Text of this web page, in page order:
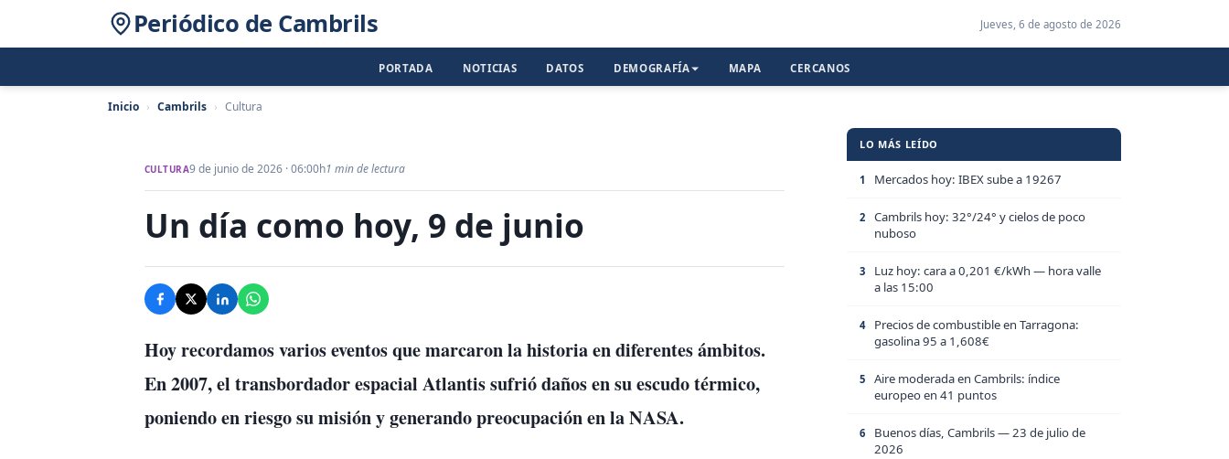
Periódico de Cambrils Jueves, 6 de agosto de 2026
PORTADA NOTICIAS DATOS DEMOGRAFÍA MAPA CERCANOS
Inicio › Cambrils › Cultura
CULTURA9 de junio de 2026 · 06:00h1 min de lectura
Un día como hoy, 9 de junio
Hoy recordamos varios eventos que marcaron la historia en diferentes ámbitos.
En 2007, el transbordador espacial Atlantis sufrió daños en su escudo térmico,
poniendo en riesgo su misión y generando preocupación en la NASA.
LO MÁS LEÍDO
1 Mercados hoy: IBEX sube a 19267
2
Cambrils hoy: 32°/24° y cielos de poco
nuboso
3
Luz hoy: cara a 0,201 €/kWh — hora valle
a las 15:00
4
Precios de combustible en Tarragona:
gasolina 95 a 1,608€
5
Aire moderada en Cambrils: índice
europeo en 41 puntos
6
Buenos días, Cambrils — 23 de julio de
2026